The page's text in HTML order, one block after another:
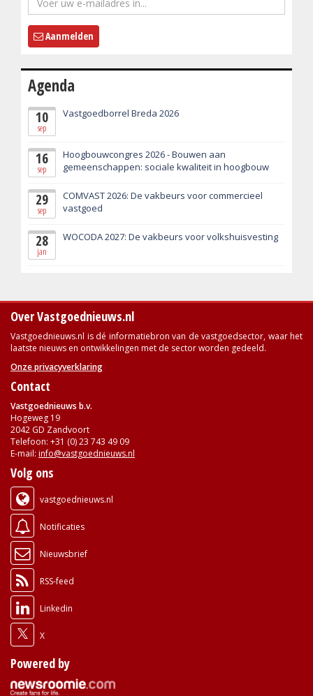
Aanmelden
Agenda
10
sep
Vastgoedborrel Breda 2026
16
sep
Hoogbouwcongres 2026 - Bouwen aan
gemeenschappen: sociale kwaliteit in hoogbouw
29
sep
COMVAST 2026: De vakbeurs voor commercieel
vastgoed
28
jan
WOCODA 2027: De vakbeurs voor volkshuisvesting
Over Vastgoednieuws.nl
Vastgoednieuws.nl is dé informatiebron van de vastgoedsector, waar het
laatste nieuws en ontwikkelingen met de sector worden gedeeld.
Onze privacyverklaring
Contact
Vastgoednieuws b.v.
Hogeweg 19
2042 GD Zandvoort
Telefoon: +31 (0) 23 743 49 09
E-mail: info@vastgoednieuws.nl
Volg ons
vastgoednieuws.nl
Notificaties
Nieuwsbrief
RSS-feed
Linkedin
X
Powered by